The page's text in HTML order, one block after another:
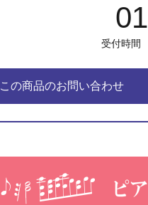
受付時間
この商品のお問い合わせ